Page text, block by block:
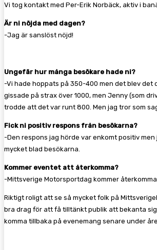
Vi tog kontakt med Per-Erik Norbäck, aktiv i
Är ni nöjda med dagen?
-Jag är sanslöst nöjd!
Ungefär hur många besökare hade ni?
-Vi hade hoppats på 350-400 men det blev det
gissade på strax över 1000, men Jenny (som
trodde att det var runt 800. Men jag tror som
Fick ni positiv respons från besökarna?
-Den respons jag hörde var enkomt positiv men
mycket blad besökarna.
Kommer eventet att återkomma?
-Mittsverige Motorsportdag kommer
Riktigt roligt att se så mycket folk på
bra drag för att få tilltänkt publik att bekanta
komma tillbaka på evenemang senare under